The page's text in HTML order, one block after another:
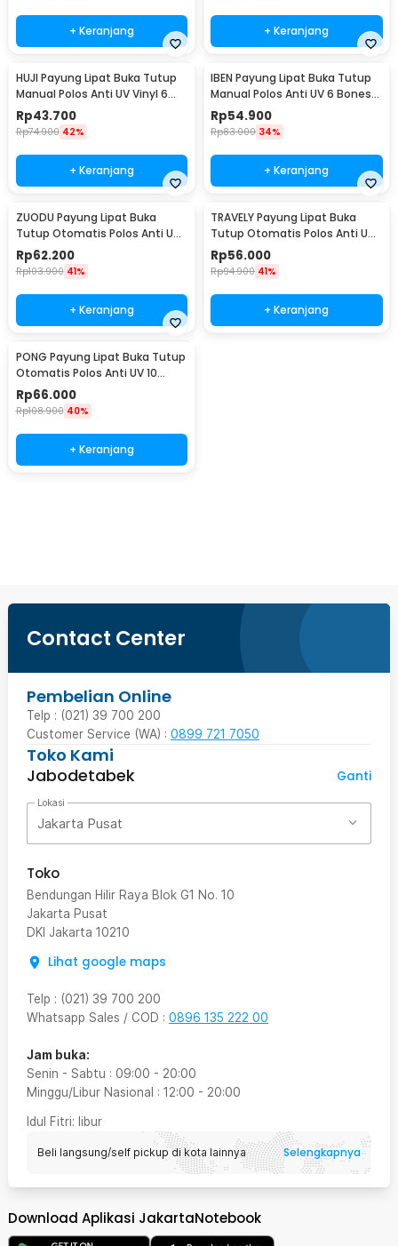
+ Keranjang + Keranjang
HUJI Payung Lipat Buka Tutup
Manual Polos Anti UV Vinyl 6
Bone 90cm - HJ190
Rp43.700
Rp74.900 42%
+ Keranjang
IBEN Payung Lipat Buka Tutup
Manual Polos Anti UV 6 Bones
90cm - HA003
Rp54.900
Rp83.000 34%
+ Keranjang
ZUODU Payung Lipat Buka
Tutup Otomatis Polos Anti UV
10 Bone 103cm - YMD-10
Rp62.200
Rp103.900 41%
+ Keranjang
TRAVELY Payung Lipat Buka
Tutup Otomatis Polos Anti UV
12 Bone 105cm - TRA002
Rp56.000
Rp94.900 41%
+ Keranjang
PONG Payung Lipat Buka Tutup
Otomatis Polos Anti UV 10
Bone 107cm - CJZ15
Rp66.000
Rp108.900 40%
+ Keranjang
Contact Center
Pembelian Online
Telp : (021) 39 700 200
Customer Service (WA) : 0899 721 7050
Toko Kami
Jabodetabek
Ganti
Lokasi
Jakarta Pusat
Toko
Bendungan Hilir Raya Blok G1 No. 10
Jakarta Pusat
DKI Jakarta 10210
Lihat google maps
Telp : (021) 39 700 200
Whatsapp Sales / COD : 0896 135 222 00
Jam buka:
Senin - Sabtu : 09:00 - 20:00
Minggu/Libur Nasional : 12:00 - 20:00
Idul Fitri: libur
Beli langsung/self pickup di kota lainnya Selengkapnya
Download Aplikasi JakartaNotebook